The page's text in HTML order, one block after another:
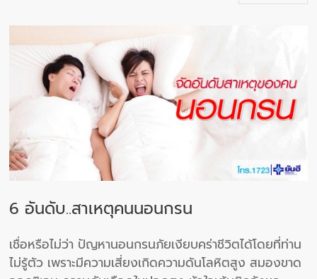
6 อันดับ..สาเหตุคนนอนกรน
เชื่อหรือไม่ว่า ปัญหานอนกรนภัยเงียบคร่าชีวิตได้โดยที่ท่าน
ไม่รู้ตัว เพราะมีความเสี่ยงเกิดความดันโลหิตสูง สมองขาด